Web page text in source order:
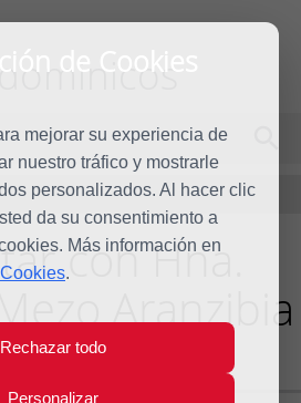
de Cookies
mejorar su experiencia de
nuestro tráfico y mostrarle
personalizados. Al hacer clic
da su consentimiento a
Más información en
.
Rechazar todo
Personalizar
dominicos
con Hna.
Aranzibia
O.P.